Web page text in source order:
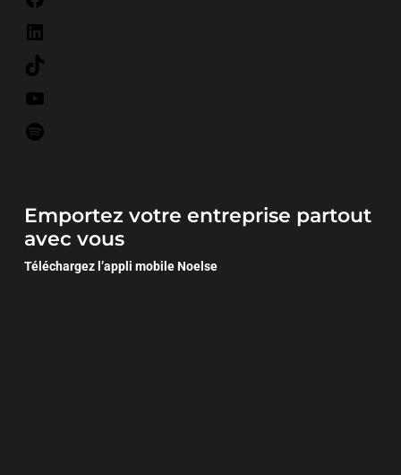
Emportez votre entreprise partout
avec vous
Téléchargez l’appli mobile Noelse